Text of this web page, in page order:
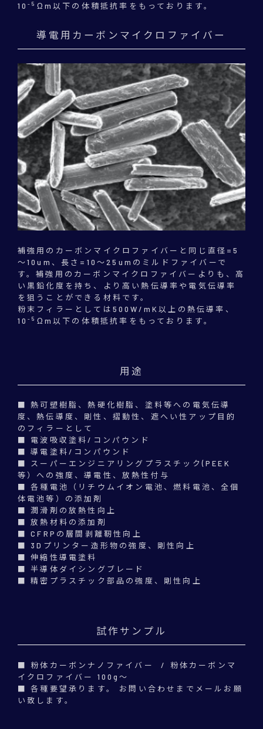
10-5 Ωm以下の体積抵抗率をもっております。
導電用カーボンマイクロファイバー
補強用のカーボンマイクロファイバーと同じ直径=5
～10um、長さ=10～25umのミルドファイバーで
す。補強用のカーボンマイクロファイバーよりも、高
い黒鉛化度を持ち、より高い熱伝導率や電気伝導率
を狙うことができる材料です。
粉末フィラーとしては500W/mK以上の熱伝導率、
10-5 Ωm以下の体積抵抗率をもっております。
用途
■ 熱可塑樹脂、熱硬化樹脂、塗料等への電気伝導
度、熱伝導度、剛性、摺動性、遮へい性アップ目的
のフィラーとして
■ 電波吸収塗料/コンパウンド
■ 導電塗料/コンパウンド
■ スーパーエンジニアリングプラスチック(PEEK
等）への強度、導電性、放熱性付与
■ 各種電池（リチウムイオン電池、燃料電池、全個
体電池等）の添加剤
■ 潤滑剤の放熱性向上
■ 放熱材料の添加剤
■ CFRPの層間剥離靭性向上
■ 3Dプリンター造形物の強度、剛性向上
■ 伸縮性導電塗料
■ 半導体ダイシングブレード
■ 精密プラスチック部品の強度、剛性向上
試作サンプル
■ 粉体カーボンナノファイバー / 粉体カーボンマ
イクロファイバー 100g～
■ 各種要望承ります。 お問い合わせまでメールお願
い致します。